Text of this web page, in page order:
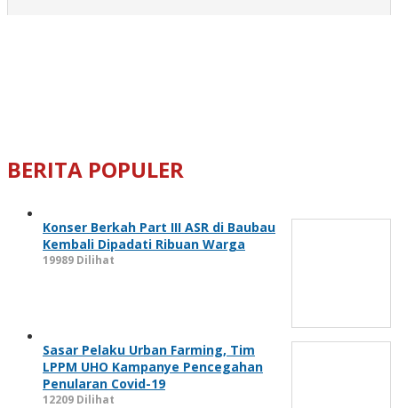
BERITA POPULER
Konser Berkah Part III ASR di Baubau
Kembali Dipadati Ribuan Warga
19989 Dilihat
Sasar Pelaku Urban Farming, Tim
LPPM UHO Kampanye Pencegahan
Penularan Covid-19
12209 Dilihat